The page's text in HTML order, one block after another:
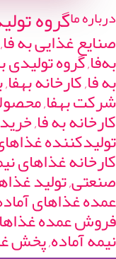
درباره ماگروه
صنایع غذایی به
به‌فا, گروه تولیدی
به فا, کارخانه
شرکت بهفا,
کارخانه به فا,
تولیدکننده
کارخانه غذاهای
صنعتی, تولید
عمده غذاهای
فروش عمده
نیمه آماده, پخش